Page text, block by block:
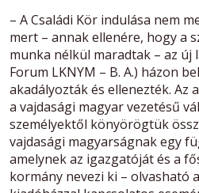
– A Családi Kör indulása nem
mert – annak ellenére, hogy a
munka nélkül maradtak – az új
Forum LKNYM – B. A.) házon
akadályozták és ellenezték. Az
a vajdasági magyar vezetésű
személyektől könyörögtük
vajdasági magyarságnak egy
amelynek az igazgatóját és a
kormány nevezi ki – olvasható